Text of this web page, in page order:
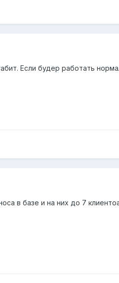
Если будер работать
в базе и на них до 7